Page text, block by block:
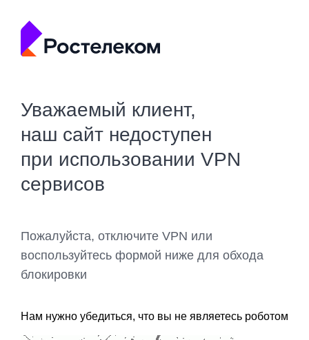
Уважаемый клиент,
наш сайт недоступен
при использовании VPN
сервисов
Пожалуйста, отключите VPN или
воспользуйтесь формой ниже для обхода
блокировки
Нам нужно убедиться, что вы не являетесь роботом